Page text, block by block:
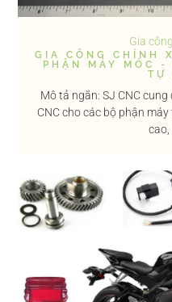
Gia
GIA CÔNG CHÍNH
PHẬN MÁY MÓC
TỰ
Mô tả ngắn: SJ CNC
CNC cho các bộ phận
cao,